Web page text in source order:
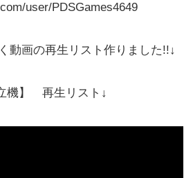
user/PDSGames4649
動画の再生リスト作りました!!↓
機】 再生リスト↓